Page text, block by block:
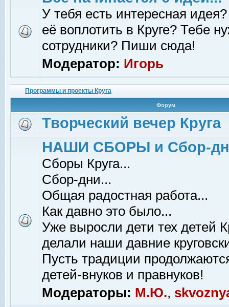
У тебя есть интересная
её воплотить в Круге? Тебе
сотрудники? Пиши сюда!
Модератор: Игорь
Программы и проекты Круга
Форум
Творческий вечер Круга
НАШИ СБОРЫ и Сбор-
Сборы Круга...
Сбор-дни...
Общая радостная работа...
Как давно это было...
Уже выросли дети тех детей
делали наши давние
Пусть традиции
детей-внуков и правнуков!
Модераторы: М.Ю.,